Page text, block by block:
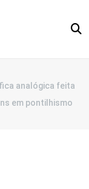
analógica feita
em pontilhismo